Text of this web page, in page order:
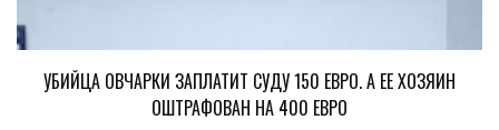
УБИЙЦА ОВЧАРКИ ЗАПЛАТИТ СУДУ 150 ЕВРО. А ЕЕ ХОЗЯИН
ОШТРАФОВАН НА 400 ЕВРО